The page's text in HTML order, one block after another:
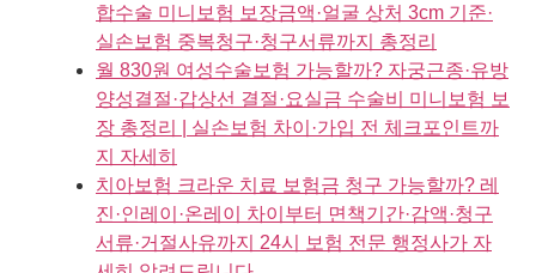
합수술 미니보험 보장금액·얼굴 상처 3cm 기준·
실손보험 중복청구·청구서류까지 총정리
월 830원 여성수술보험 가능할까? 자궁근종·유방
양성결절·갑상선 결절·요실금 수술비 미니보험 보
장 총정리 | 실손보험 차이·가입 전 체크포인트까
지 자세히
치아보험 크라운 치료 보험금 청구 가능할까? 레
진·인레이·온레이 차이부터 면책기간·감액·청구
서류·거절사유까지 24시 보험 전문 행정사가 자